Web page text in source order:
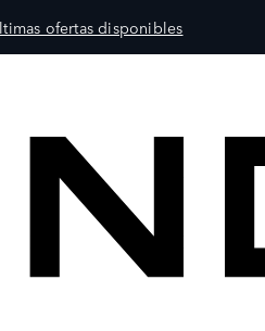
ofertas disponibles